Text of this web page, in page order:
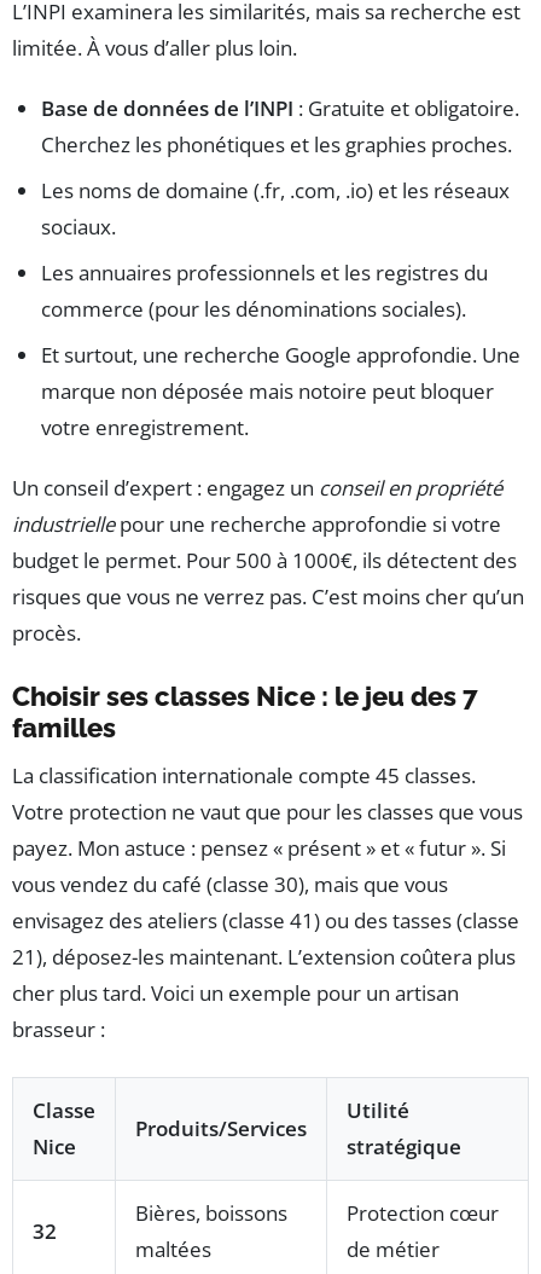
L’INPI examinera les similarités, mais sa recherche est
limitée. À vous d’aller plus loin.
Base de données de l’INPI : Gratuite et obligatoire.
Cherchez les phonétiques et les graphies proches.
Les noms de domaine (.fr, .com, .io) et les réseaux
sociaux.
Les annuaires professionnels et les registres du
commerce (pour les dénominations sociales).
Et surtout, une recherche Google approfondie. Une
marque non déposée mais notoire peut bloquer
votre enregistrement.
Un conseil d’expert : engagez un conseil en propriété
industriellepour une recherche approfondie si votre
budget le permet. Pour 500 à 1000€, ils détectent des
risques que vous ne verrez pas. C’est moins cher qu’un
procès.
Choisir ses classes Nice : le jeu des 7
familles
La classification internationale compte 45 classes.
Votre protection ne vaut que pour les classes que vous
payez. Mon astuce : pensez « présent » et « futur ». Si
vous vendez du café (classe 30), mais que vous
envisagez des ateliers (classe 41) ou des tasses (classe
21), déposez-les maintenant. L’extension coûtera plus
cher plus tard. Voici un exemple pour un artisan
brasseur :
Classe
Nice
Produits/Services
Utilité
stratégique
32
Bières, boissons
maltées
Protection cœur
de métier